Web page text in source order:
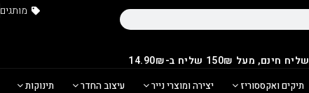
שליח חינם, מעל 150₪ שליח ב-14.90₪
מותגים
תיקים ואקססוריז יצירה ומוצרי נייר עיצוב החדר תינוקות